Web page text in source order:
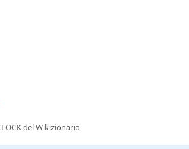
del Wikizionario